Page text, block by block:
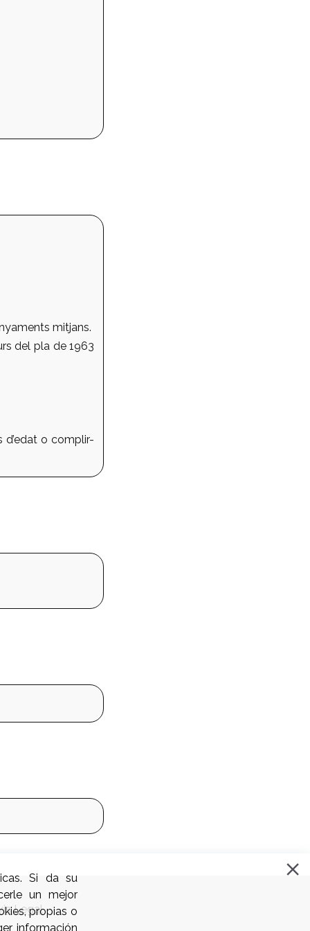
mitjans.
del pla de 1963
d’edat o complir-
Legal
Si da su
un mejor
propias o
información